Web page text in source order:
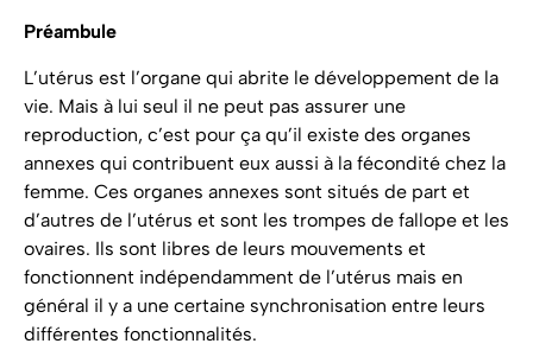
Préambule
L’utérus est l’organe qui abrite le développement de la
vie. Mais à lui seul il ne peut pas assurer une
reproduction, c’est pour ça qu’il existe des organes
annexes qui contribuent eux aussi à la fécondité chez la
femme. Ces organes annexes sont situés de part et
d’autres de l’utérus et sont les trompes de fallope et les
ovaires. Ils sont libres de leurs mouvements et
fonctionnent indépendamment de l’utérus mais en
général il y a une certaine synchronisation entre leurs
différentes fonctionnalités.